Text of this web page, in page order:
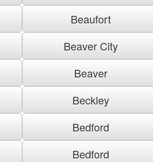
Beaufort
Beaver City
Beaver
Beckley
Bedford
Bedford